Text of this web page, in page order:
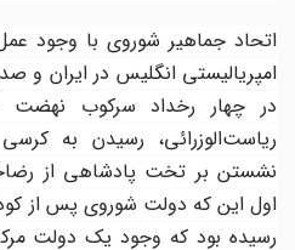
اتحاد جماهیر شوروی با وجود
امپریالیستی انگلیس در ایران و
در چهار رخداد سرکوب نهضت
ریاست‌الوزرائی، رسیدن به
نشستن بر تخت پادشاهی از
اول این که دولت شوروی پس از
رسیده بود که وجود یک دولت مرکزی